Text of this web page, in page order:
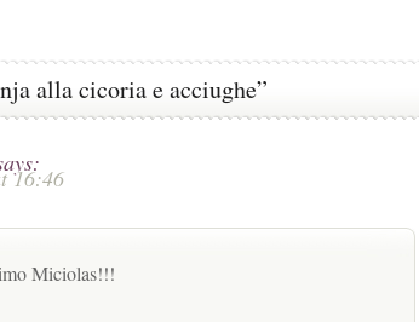
integrale,
nduja, olive
alla cicoria e acciughe”
16:46
Miciolas!!!